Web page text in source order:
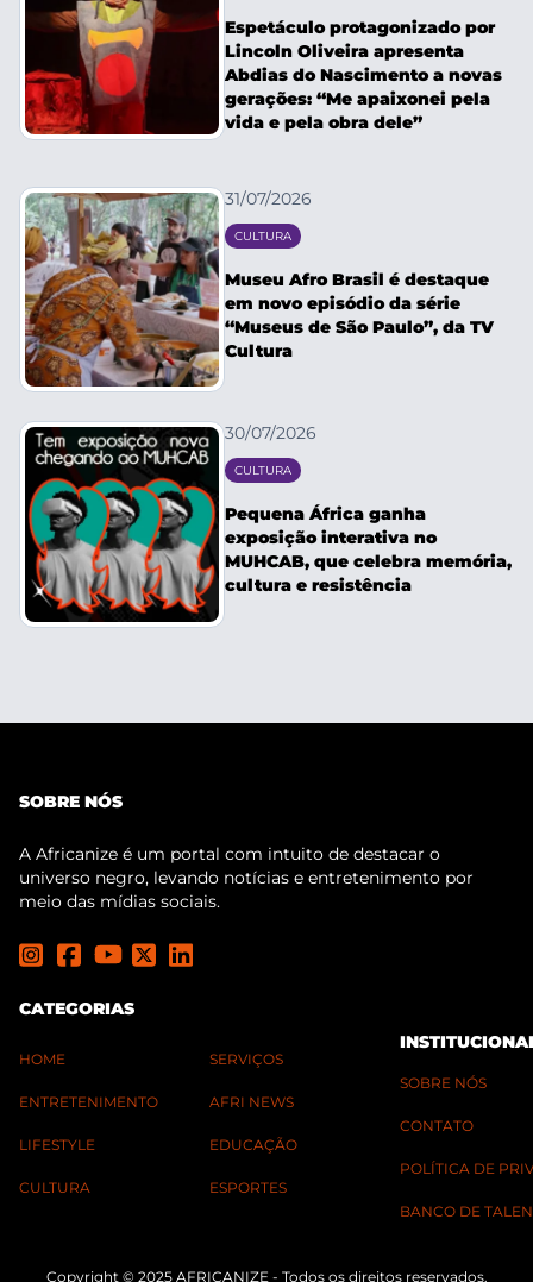
Espetáculo protagonizado por
Lincoln Oliveira apresenta
Abdias do Nascimento a novas
gerações: “Me apaixonei pela
vida e pela obra dele”
31/07/2026
CULTURA
Museu Afro Brasil é destaque
em novo episódio da série
“Museus de São Paulo”, da TV
Cultura
30/07/2026
CULTURA
Pequena África ganha
exposição interativa no
MUHCAB, que celebra memória,
cultura e resistência
SOBRE NÓS
A Africanize é um portal com intuito de destacar o
universo negro, levando notícias e entretenimento por
meio das mídias sociais.
CATEGORIAS
HOME
ENTRETENIMENTO
LIFESTYLE
CULTURA
SERVIÇOS
AFRI NEWS
EDUCAÇÃO
ESPORTES
SOBRE NÓS
CONTATO
POLÍTICA DE
BANCO DE
Copyright © 2025 AFRICANIZE - Todos os direitos reservados.